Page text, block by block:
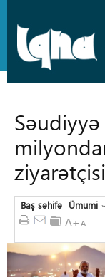
Baş səhifə »
Ümumi